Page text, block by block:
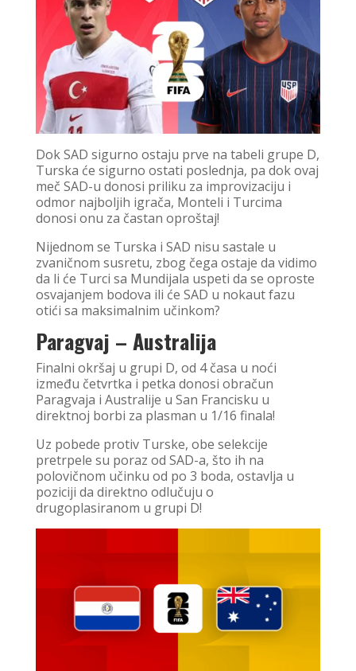
Dok SAD sigurno ostaju prve na tabeli grupe D,
Turska će sigurno ostati poslednja, pa dok ovaj
meč SAD-u donosi priliku za improvizaciju i
odmor najboljih igrača, Monteli i Turcima
donosi onu za častan oproštaj!
Nijednom se Turska i SAD nisu sastale u
zvaničnom susretu, zbog čega ostaje da vidimo
da li će Turci sa Mundijala uspeti da se oproste
osvajanjem bodova ili će SAD u nokaut fazu
otići sa maksimalnim učinkom?
Paragvaj – Australija
Finalni okršaj u grupi D, od 4 časa u noći
između četvrtka i petka donosi obračun
Paragvaja i Australije u San Francisku u
direktnoj borbi za plasman u 1/16 finala!
Uz pobede protiv Turske, obe selekcije
pretrpele su poraz od SAD-a, što ih na
polovičnom učinku od po 3 boda, ostavlja u
poziciji da direktno odlučuju o
drugoplasiranom u grupi D!